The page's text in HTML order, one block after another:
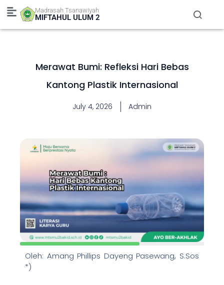
Skip
content
Madrasah Tsanawiyah
MIFTAHUL ULUM 2
Merawat Bumi: Refleksi Hari Bebas
Kantong Plastik Internasional
July 4, 2026 Admin
Oleh: Amang Phillips Dayeng Pasewang, S.Sos
*)